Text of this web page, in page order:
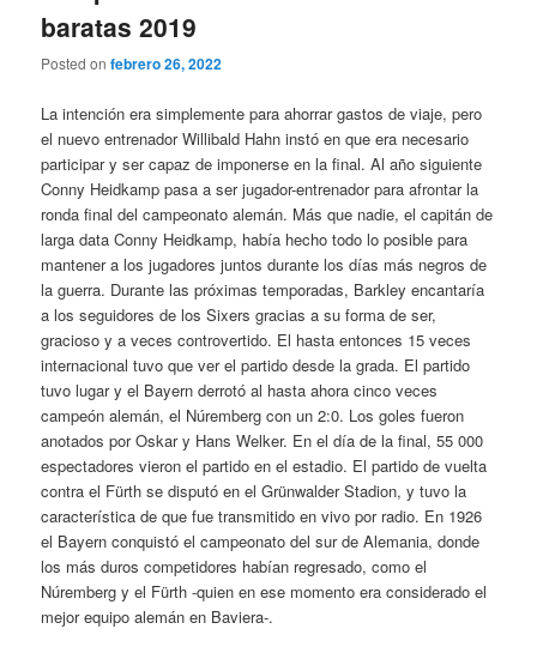
baratas 2019
Posted onfebrero 26, 2022
La intención era simplemente para ahorrar gastos de viaje, pero
el nuevo entrenador Willibald Hahn instó en que era necesario
participar y ser capaz de imponerse en la final. Al año siguiente
Conny Heidkamp pasa a ser jugador-entrenador para afrontar la
ronda final del campeonato alemán. Más que nadie, el capitán de
larga data Conny Heidkamp, había hecho todo lo posible para
mantener a los jugadores juntos durante los días más negros de
la guerra. Durante las próximas temporadas, Barkley encantaría
a los seguidores de los Sixers gracias a su forma de ser,
gracioso y a veces controvertido. El hasta entonces 15 veces
internacional tuvo que ver el partido desde la grada. El partido
tuvo lugar y el Bayern derrotó al hasta ahora cinco veces
campeón alemán, el Núremberg con un 2:0. Los goles fueron
anotados por Oskar y Hans Welker. En el día de la final, 55 000
espectadores vieron el partido en el estadio. El partido de vuelta
contra el Fürth se disputó en el Grünwalder Stadion, y tuvo la
característica de que fue transmitido en vivo por radio. En 1926
el Bayern conquistó el campeonato del sur de Alemania, donde
los más duros competidores habían regresado, como el
Núremberg y el Fürth -quien en ese momento era considerado el
mejor equipo alemán en Baviera-.